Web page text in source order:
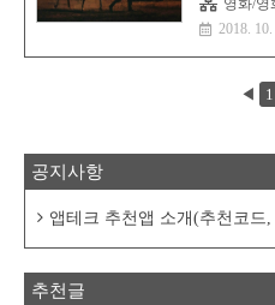
중요한시
의 소중함
피트
https://
(Lean on
미, 클로에
에 세비니(
영화/영
2018.
◀ 1
공지사항
앱테크 추천앱 소개(추천코드
추천글